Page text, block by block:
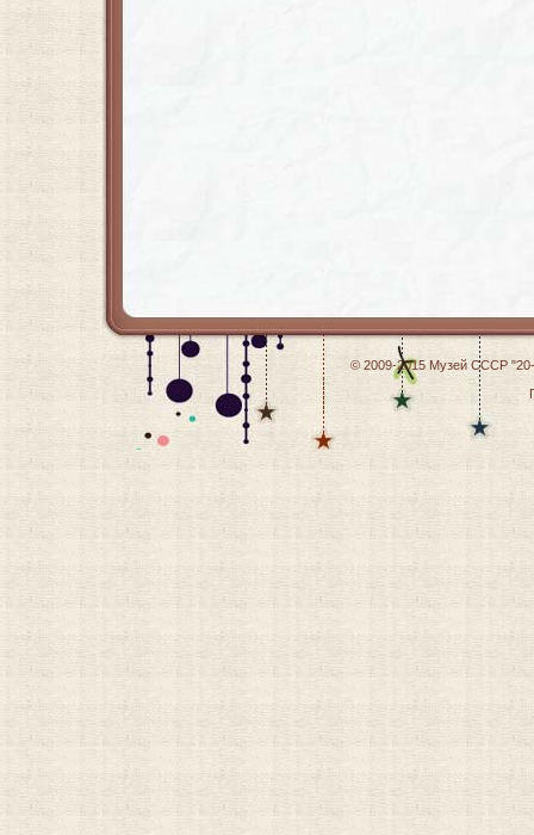
© 2009-2015 Музей СССР